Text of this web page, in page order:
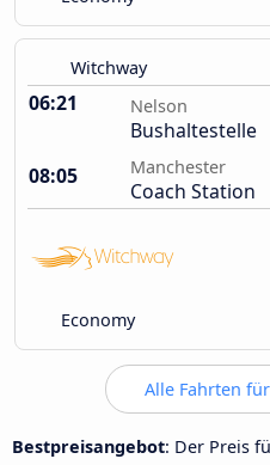
Witchway
06:21 Nelson
Bushaltestelle
08:05
Manchester
Coach Station
Economy
Alle Fahrten
Bestpreisangebot: Der Preis